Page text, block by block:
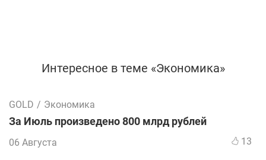
Интересное в теме «Экономика»
GOLD / Экономика
За Июль произведено 800 млрд рублей
06 Августа 13